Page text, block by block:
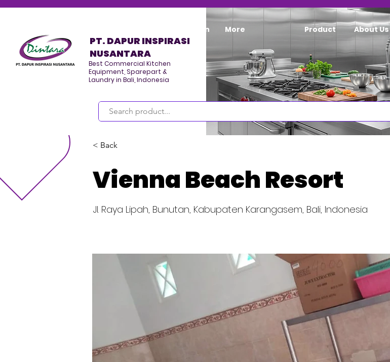
PT. DAPUR INSPIRASI
NUSANTARA
Best Commercial Kitchen
Equipment, Sparepart &
Laundry in Bali, Indonesia
Program/Kegiatan More Product About Us
< Back
Vienna Beach Resort
Jl. Raya Lipah, Bunutan, Kabupaten Karangasem, Bali, Indonesia